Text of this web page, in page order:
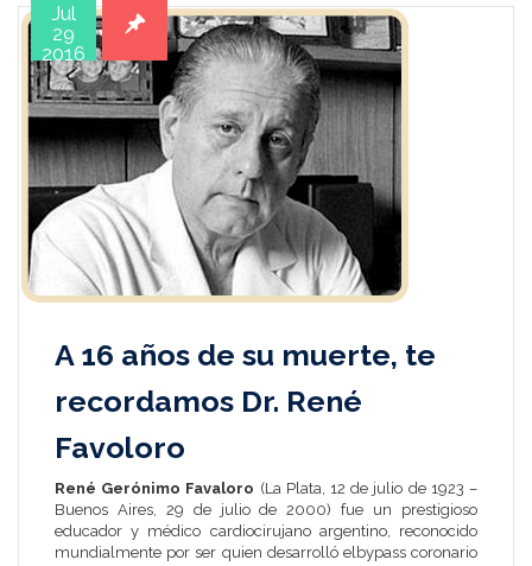
Jul
29
2016
A 16 años de su muerte, te
recordamos Dr. René
Favoloro
René Gerónimo Favaloro (La Plata, 12 de julio de 1923 –
Buenos Aires, 29 de juliode2000) fue un prestigioso
educador y médico cardiocirujano argentino, reconocido
mundialmente por ser quien desarrolló elbypasscoronario